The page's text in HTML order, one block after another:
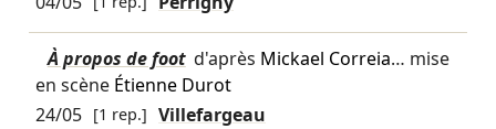
À propos de foot d'après Mickael Correia… mise
en scène Étienne Durot
24/05 [1 rep.] Villefargeau